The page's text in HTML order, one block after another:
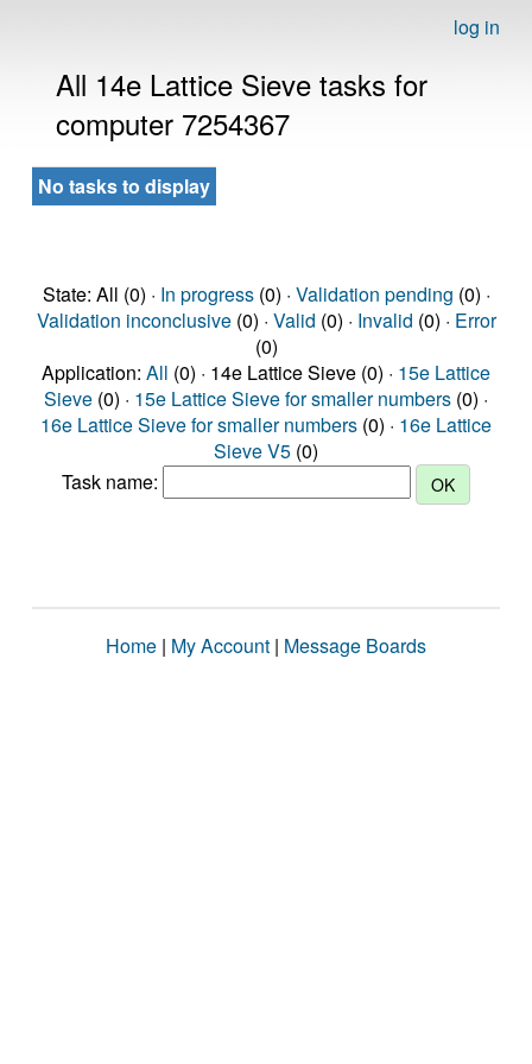
log in
All 14e Lattice Sieve tasks for
computer 7254367
No tasks to display
State: All (0) · In progress(0) · Validation pending (0) ·
Validation inconclusive(0) · Valid (0) · Invalid (0) · Error
(0)
Application: All (0) · 14e Lattice Sieve (0) · 15e Lattice
Sieve (0) · 15e Lattice Sieve for smaller numbers (0) ·
16e Lattice Sieve for smaller numbers (0) · 16e Lattice
Sieve V5 (0)
Task name:
Home | My Account | Message Boards